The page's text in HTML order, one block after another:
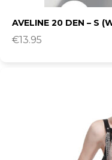
AVELINE 20 DEN – S
€13.95